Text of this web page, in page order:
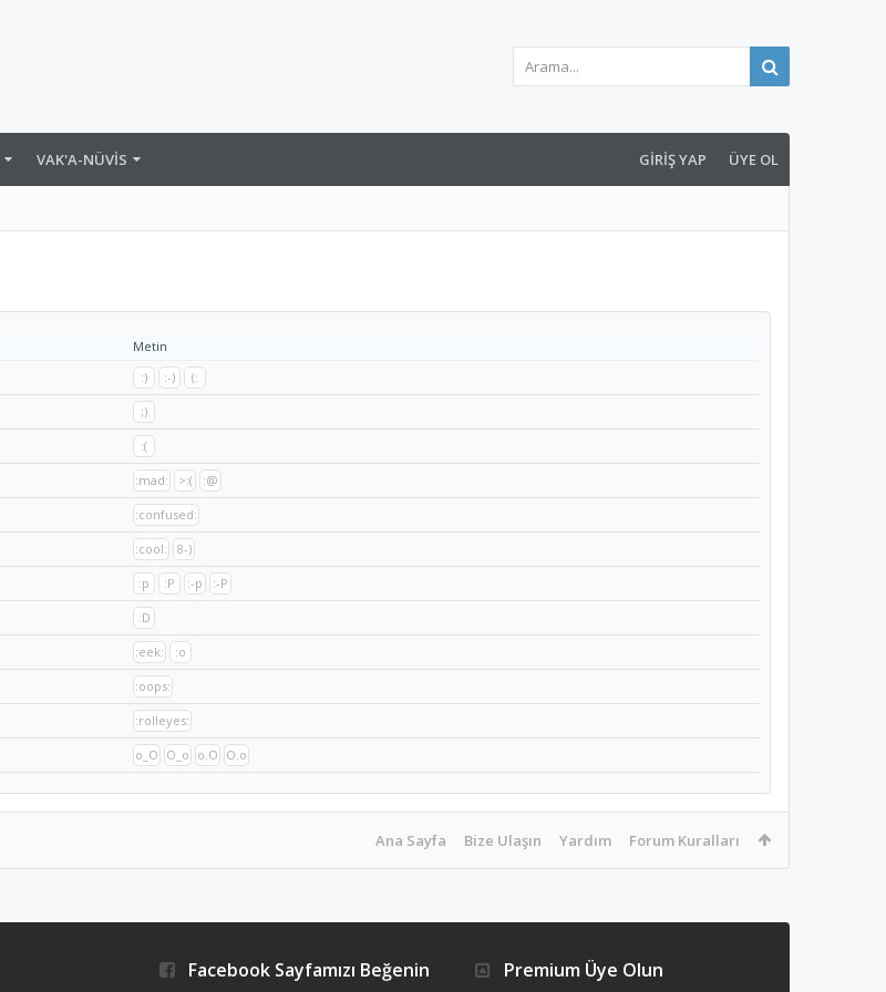
VAK'A-NÜVIS GIRIŞ YAP ÜYE OL
Metin
:) :-) (:
;)
:(
:mad: >:( :@
:confused:
:cool: 8-)
:p :P :-p :-P
:D
:eek: :o
:oops:
:rolleyes:
o_O O_o o.O O.o
Ana Sayfa Bize Ulaşın Yardım Forum Kuralları
Facebook Sayfamızı Beğenin Premium Üye Olun